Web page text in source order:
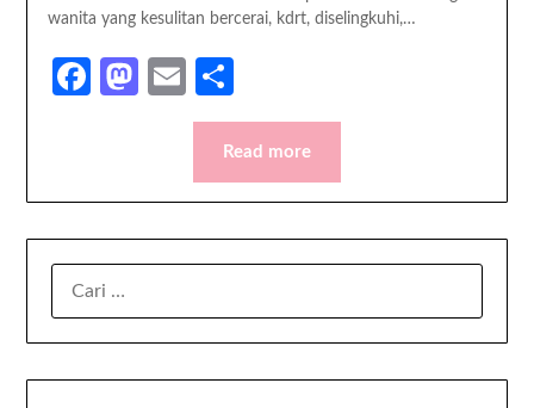
wanita yang kesulitan bercerai, kdrt, diselingkuhi,…
Facebook
Mastodon
Email
Read more